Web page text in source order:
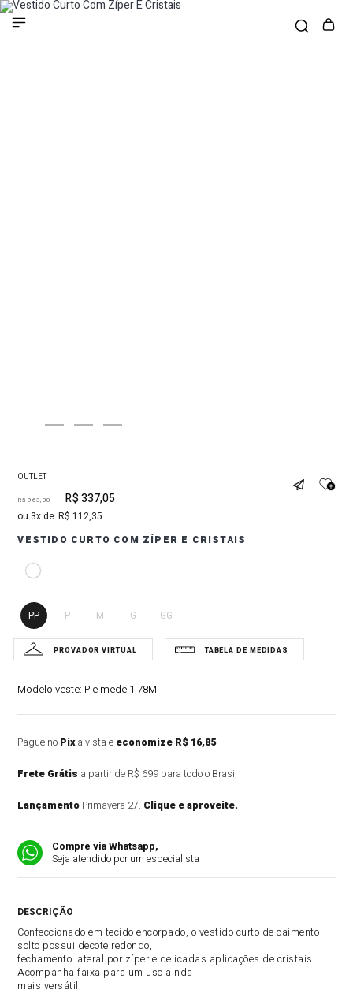
OUTLET
R$ 963,00 R$ 337,05
3 R$ 112,35
VESTIDO CURTO COM ZÍPER E CRISTAIS
PP P M G GG
Modelo veste: P e mede 1,78M
Pague no Pixà vista e economize R$ 16,85
Frete Grátis a partir de R$ 699 para todo o Brasil
Lançamento Primavera 27. Clique e aproveite.
Compre via Whatsapp,
Seja atendido por um especialista
Confeccionado em tecido encorpado, o vestido curto de caimento
solto possui decote redondo,
fechamento lateral por zíper e delicadas aplicações de cristais.
Acompanha faixa para um uso ainda
mais versátil.